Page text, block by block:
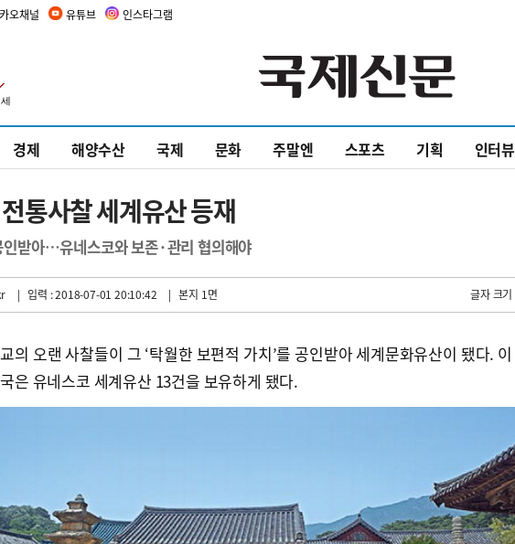
오채널 유튜브 인스타그램
경제 해양수산 국제 문화 주말엔 스포츠 기획 인터뷰
통사찰 세계유산 등재
인받아…유네스코와 보존·관리 협의해야
| 입력 : 2018-07-01 20:10:42 | 본지 1면 글자 크기
의 오랜 사찰들이 그 ‘탁월한 보편적 가치’를 공인받아 세계문화유산이 됐다. 이
은 유네스코 세계유산 13건을 보유하게 됐다.